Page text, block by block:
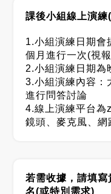
課後小組線上演
1.小組演練日期會
個月進行一次(視
2.小組演練日期為
3.小組演練內容：
進行問答討論
4.線上演練平台為
鏡頭、麥克風、網
若需收據，請填
名(或特別需求)